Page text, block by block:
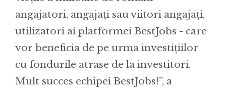
angajatori, angajați sau viitori angajați,
utilizatori ai platformei BestJobs - care
vor beneficia de pe urma investițiilor
cu fondurile atrase de la investitori.
Mult succes echipei BestJobs!”, a